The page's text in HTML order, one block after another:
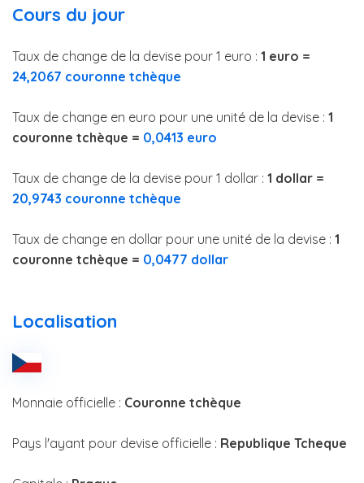
Cours du jour
Taux de change de la devise pour 1 euro : 1 euro =
24,2067 couronne tchèque
Taux de change en euro pour une unité de la devise : 1
couronne tchèque = 0,0413 euro
Taux de change de la devise pour 1 dollar : 1 dollar =
20,9743 couronne tchèque
Taux de change en dollar pour une unité de la devise : 1
couronne tchèque = 0,0477 dollar
Localisation
Monnaie officielle : Couronne tchèque
Pays l'ayant pour devise officielle : Republique Tcheque